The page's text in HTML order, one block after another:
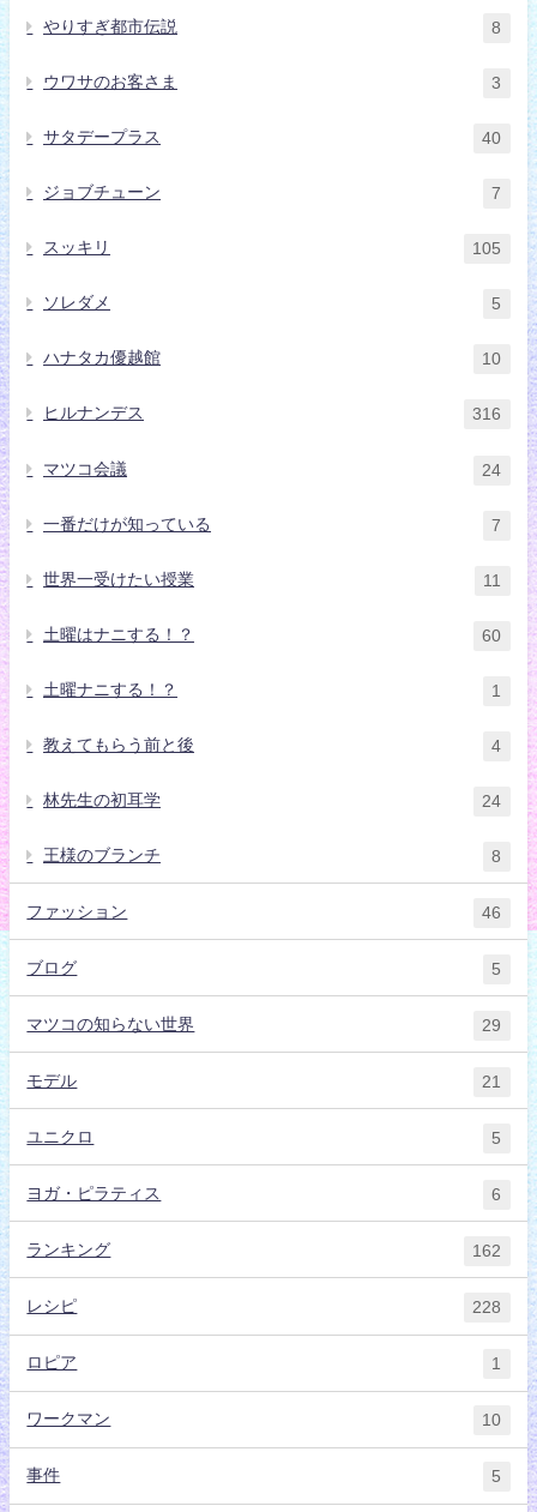
やりすぎ都市伝説 8
ウワサのお客さま 3
サタデープラス 40
ジョブチューン 7
スッキリ 105
ソレダメ 5
ハナタカ優越館 10
ヒルナンデス 316
マツコ会議 24
一番だけが知っている 7
世界一受けたい授業 11
土曜はナニする！？ 60
土曜ナニする！？ 1
教えてもらう前と後 4
林先生の初耳学 24
王様のブランチ 8
ファッション 46
ブログ 5
マツコの知らない世界 29
モデル 21
ユニクロ 5
ヨガ・ピラティス 6
ランキング 162
レシピ 228
ロピア 1
ワークマン 10
事件 5